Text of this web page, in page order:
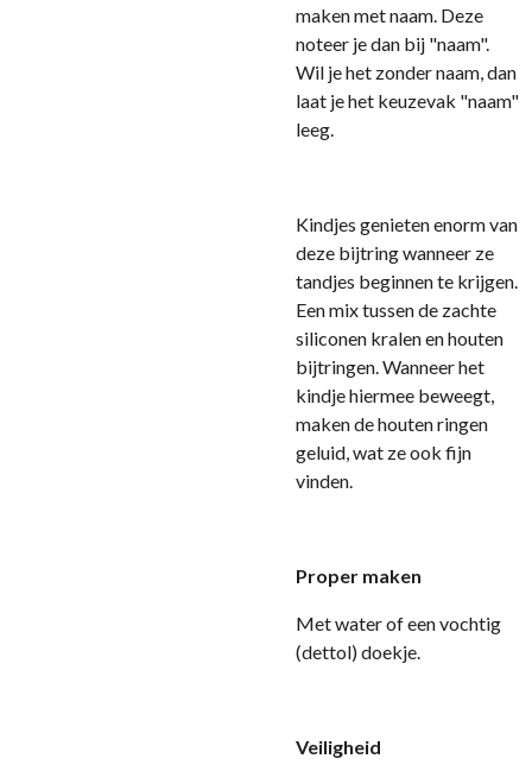
maken met naam. Deze
noteer je dan bij "naam".
Wil je het zonder naam, dan
laat je het keuzevak "naam"
leeg.
Kindjes genieten enorm van
deze bijtring wanneer ze
tandjes beginnen te krijgen.
Een mix tussen de zachte
siliconen kralen en houten
bijtringen. Wanneer het
kindje hiermee beweegt,
maken de houten ringen
geluid, wat ze ook fijn
vinden.
Proper maken
Met water of een vochtig
(dettol) doekje.
Veiligheid